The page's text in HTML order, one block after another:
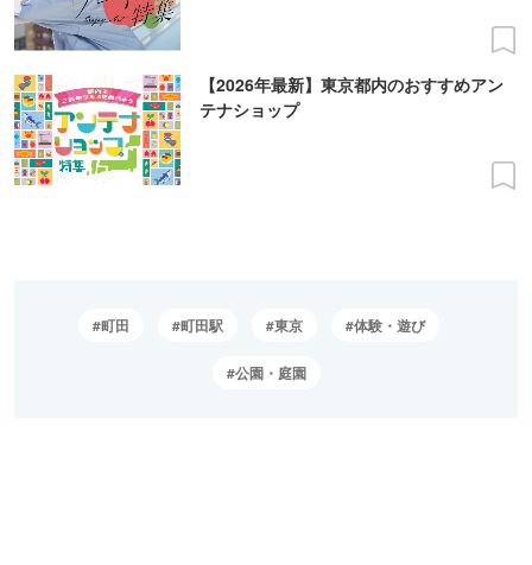
【2026年最新】東京都内のおすすめアン
テナショップ
町田 町田駅 東京 体験・遊び
公園・庭園